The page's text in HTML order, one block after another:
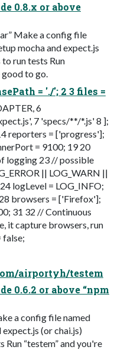
0.8.x or above
Make a config file
mocha and expect.js
run tests Run
good to go.
= './'; 2 3 files =
6
7 'specs/**/*.js' 8 ];
reporters = ['progress'];
= 9100; 19 20
logging 23 // possible
|| LOG_WARN ||
logLevel = LOG_INFO;
browsers = ['Firefox'];
31 32 // Continuous
it capture browsers, run
false;
airportyh/testem
0.6.2 or above “npm
a config file named
expect.js (or chai.js)
“testem” and you're